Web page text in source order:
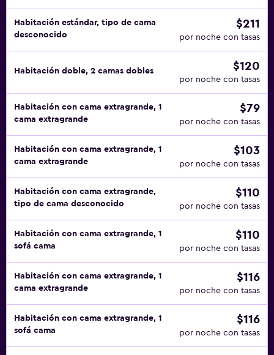
Habitación estándar, tipo de cama
desconocido
$211
por noche con tasas
Habitación doble, 2 camas dobles $120
por noche con tasas
Habitación con cama extragrande, 1
cama extragrande
$79
por noche con tasas
Habitación con cama extragrande, 1
cama extragrande
$103
por noche con tasas
Habitación con cama extragrande,
tipo de cama desconocido
$110
por noche con tasas
Habitación con cama extragrande, 1
sofá cama
$110
por noche con tasas
Habitación con cama extragrande, 1
cama extragrande
$116
por noche con tasas
Habitación con cama extragrande, 1
sofá cama
$116
por noche con tasas